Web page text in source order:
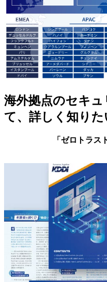
海外拠点のセキ
て、詳しく知りた
「ゼロトラス